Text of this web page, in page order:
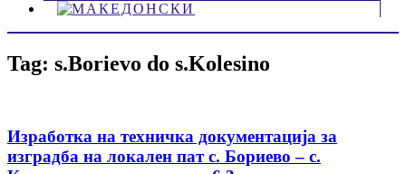
Tag: s.Borievo do s.Kolesino
Изработка на техничка документација за
изградба на локален пат с. Бориево – с.